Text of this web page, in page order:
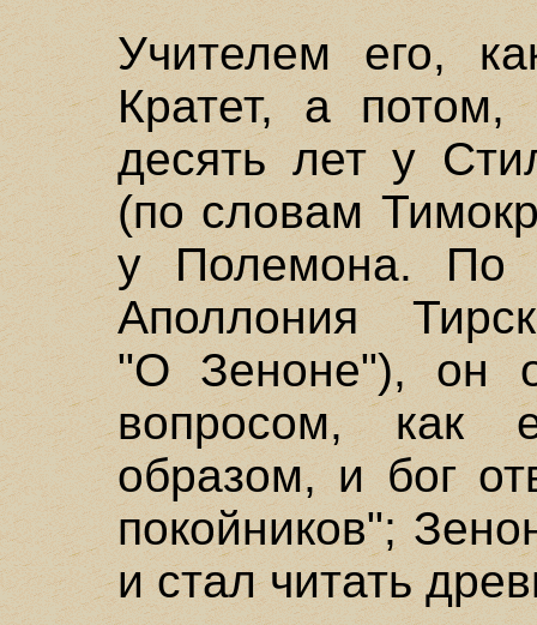
Учителем его,
Кратет, а потом,
десять лет у
(по словам
у Полемона. По
Аполлония
"О Зеноне"), он
вопросом, как
образом, и бог
покойников";
и стал читать